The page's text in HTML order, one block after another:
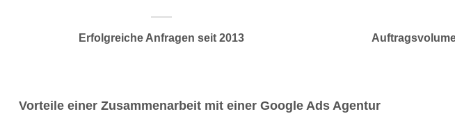
Erfolgreiche Anfragen seit 2013
Vorteile einer Zusammenarbeit mit einer Google Ads Agentur